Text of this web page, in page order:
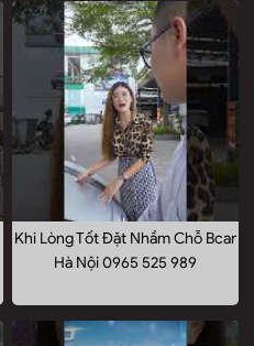
Khi Lòng Tốt Đặt Nhầm Chỗ Bcar
Hà Nội 0965 525 989